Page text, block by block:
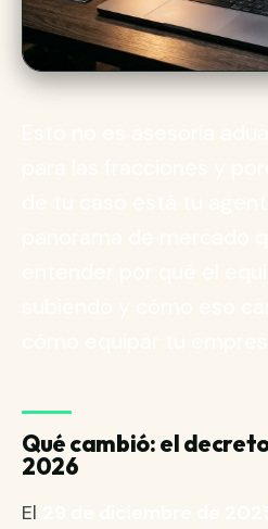
Qué cambió: el
2026
El